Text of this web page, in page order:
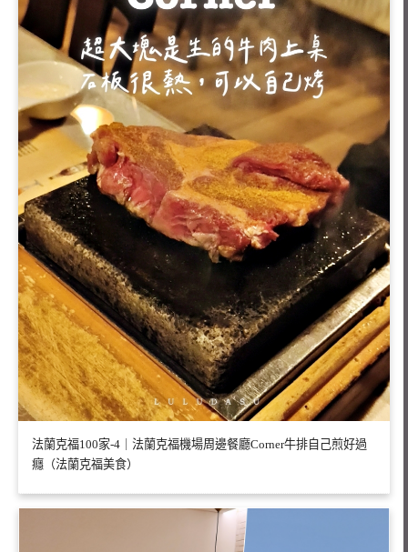
法蘭克福100家-4｜法蘭克福機場周邊餐廳Corner牛排自己煎好過
癮（法蘭克福美食）